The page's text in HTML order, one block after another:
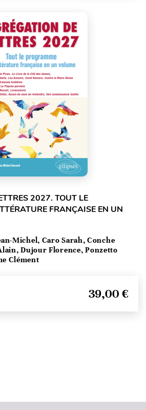
2027. TOUT LE
FRANÇAISE EN UN
Michel, Caro Sarah, Conche
Dujour Florence, Ponzetto
Clément
39,00 €